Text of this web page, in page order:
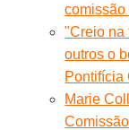
comissão
"Creio na
outros o
Pontifícia
Marie